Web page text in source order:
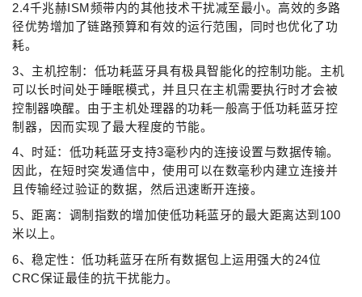
2.4千兆赫ISM频带内的其他技术干扰减至最小。高效的多路
径优势增加了链路预算和有效的运行范围，同时也优化了功
耗。
3、主机控制：低功耗蓝牙具有极具智能化的控制功能。主机
可以长时间处于睡眠模式，并且只在主机需要执行时才会被
控制器唤醒。由于主机处理器的功耗一般高于低功耗蓝牙控
制器，因而实现了最大程度的节能。
4、时延：低功耗蓝牙支持3毫秒内的连接设置与数据传输。
因此，在短时突发通信中，使用可以在数毫秒内建立连接并
且传输经过验证的数据，然后迅速断开连接。
5、距离：调制指数的增加使低功耗蓝牙的最大距离达到100
米以上。
6、稳定性：低功耗蓝牙在所有数据包上运用强大的24位
CRC保证最佳的抗干扰能力。